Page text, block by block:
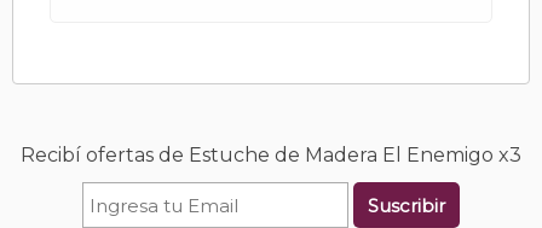
Recibí ofertas de Estuche de Madera El Enemigo x3
Suscribir